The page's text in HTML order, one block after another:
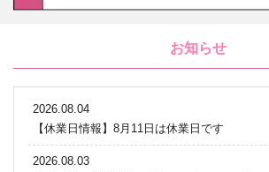
お知らせ
2026.08.04
【休業日情報】8月11日は休業日です
2026.08.03